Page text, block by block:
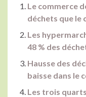
Le commerce
déchets que le
Les
48 % des
Hausse des
baisse dans le
Les trois